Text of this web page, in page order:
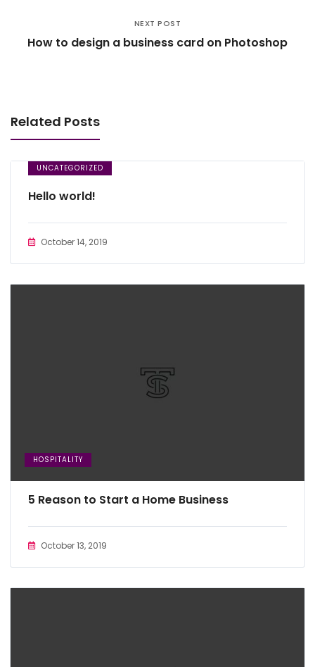
NEXT POST
How to design a business card on Photoshop
Related Posts
UNCATEGORIZED
Hello world!
October 14, 2019
HOSPITALITY
5 Reason to Start a Home Business
October 13, 2019